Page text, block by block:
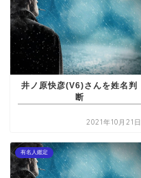
井ノ原快彦(V6)さんを姓名判
断
2021年10月21日
有名人鑑定